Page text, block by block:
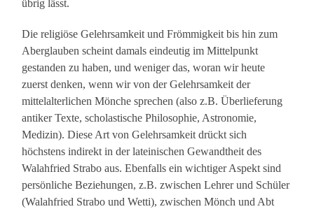
übrig lässt.
Die religiöse Gelehrsamkeit und Frömmigkeit bis hin zum
Aberglauben scheint damals eindeutig im Mittelpunkt
gestanden zu haben, und weniger das, woran wir heute
zuerst denken, wenn wir von der Gelehrsamkeit der
mittelalterlichen Mönche sprechen (also z.B. Überlieferung
antiker Texte, scholastische Philosophie, Astronomie,
Medizin). Diese Art von Gelehrsamkeit drückt sich
höchstens indirekt in der lateinischen Gewandtheit des
Walahfried Strabo aus. Ebenfalls ein wichtiger Aspekt sind
persönliche Beziehungen, z.B. zwischen Lehrer und Schüler
(Walahfried Strabo und Wetti), zwischen Mönch und Abt